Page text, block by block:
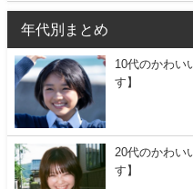
年代別まとめ
10代のかわい
す】
20代のかわい
す】